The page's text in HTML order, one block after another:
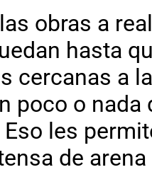
obras a
hasta
cercanas a
poco o
les
de